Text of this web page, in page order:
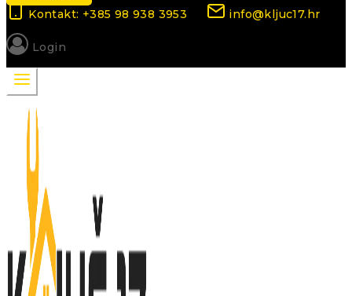
Kontakt: +385 98 938 3953 info@kljuc17.hr
Login